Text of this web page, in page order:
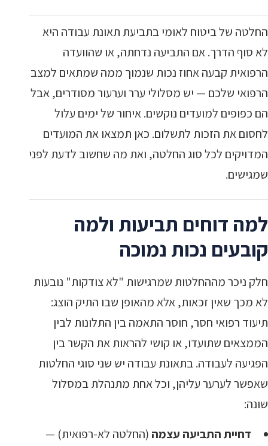
החלטה של ביטוח לאומי בתביעת תאונת עבודה היא
לא סוף הדרך. אם התביעה נדחתה, או שהוועדה
הרפואית קבעה אחוז נכות שנמוך ממה שמתאים למצב
הרפואי שלכם — יש מסלולי ערר וערעור מסודרים, אבל
הם כפופים למועדים נוקשים. איחור של ימים עלול
לחסום את הזכות לתשלום. כאן תמצאו את המועדים
המדויקים לכל סוג החלטה, ואת מה שחשוב לדעת לפני
שמגישים.
למה דוחים תביעות ולמה
קובעים נכות נמוכה
חלק ניכר מההחלטות שמרגישות "לא צודקות" נובעות
לא מכך שאין זכאות, אלא מהאופן שבו התיק הוצג:
תיעוד רפואי חסר, חוסר התאמה בין התלונות לבין
הממצאים שתועדו, או קושי להראות את הקשר בין
הפגיעה לעבודה. בתאונת עבודה יש שני סוגי החלטות
שאפשר לערער עליהן, וכל אחת מתנהלת במסלול
שונה:
דחיית התביעה עצמה (החלטה לא-רפואית) —